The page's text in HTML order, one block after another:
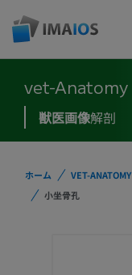
vet-Anatomy
獣医画像解剖
ホーム VET-ANATOMY
小坐骨孔